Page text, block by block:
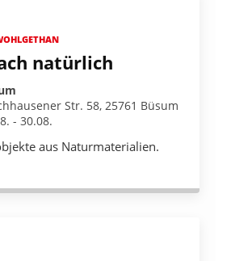
natürlich
Str. 58, 25761 Büsum
- 30.08.
aus Naturmaterialien.